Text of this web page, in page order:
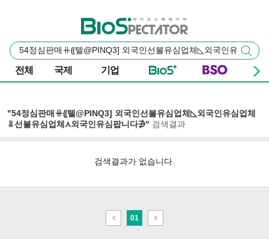
바이오스펙테이터
통
합
검
색
검색
전체 국제 기업
"54정심판매⧺⸨텔@PINQ3] 외국인선불유심업체◺외국인유심업체
⥥선불유심업체⋏외국인유심팝니다∌" 검색결과
검색결과가 없습니다.
이
전
01
다
음